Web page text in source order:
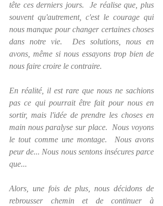
tête ces derniers jours.  Je réalise que, plus
souvent qu'autrement, c'est le courage qui
nous manque pour changer certaines choses
dans notre vie.  Des solutions, nous en
avons, même si nous essayons trop bien de
nous faire croire le contraire.
En réalité, il est rare que nous ne sachions
pas ce qui pourrait être fait pour nous en
sortir, mais l'idée de prendre les choses en
main nous paralyse sur place.  Nous voyons
le tout comme une montage.  Nous avons
peur de... Nous nous sentons insécures parce
que...
Alors, une fois de plus, nous décidons de
rebrousser chemin et de continuer à